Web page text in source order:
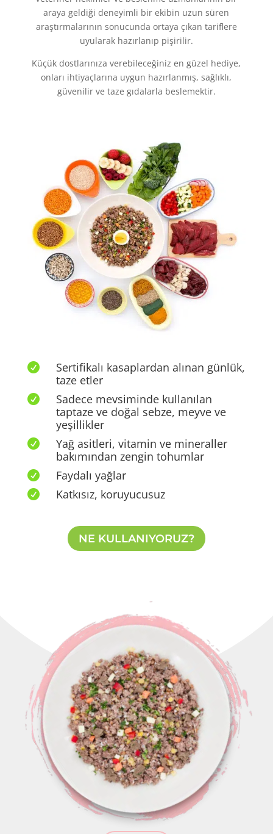
araya geldiği deneyimli bir ekibin uzun süren
araştırmalarının sonucunda ortaya çıkan tariflere
uyularak hazırlanıp pişirilir.
Küçük dostlarınıza verebileceğiniz en güzel hediye,
onları ihtiyaçlarına uygun hazırlanmış, sağlıklı,
güvenilir ve taze gıdalarla beslemektir.

Sertifikalı kasaplardan alınan günlük,
taze etler

Sadece mevsiminde kullanılan
taptaze ve doğal sebze, meyve ve
yeşillikler

Yağ asitleri, vitamin ve mineraller
bakımından zengin tohumlar
 Faydalı yağlar
 Katkısız, koruyucusuz
NE KULLANIYORUZ?